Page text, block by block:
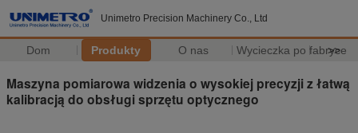
Unimetro Precision Machinery Co., Ltd
Dom Produkty O nas Wycieczka po fabryce
>>
Maszyna pomiarowa widzenia o wysokiej precyzji z łatwą
kalibracją do obsługi sprzętu optycznego